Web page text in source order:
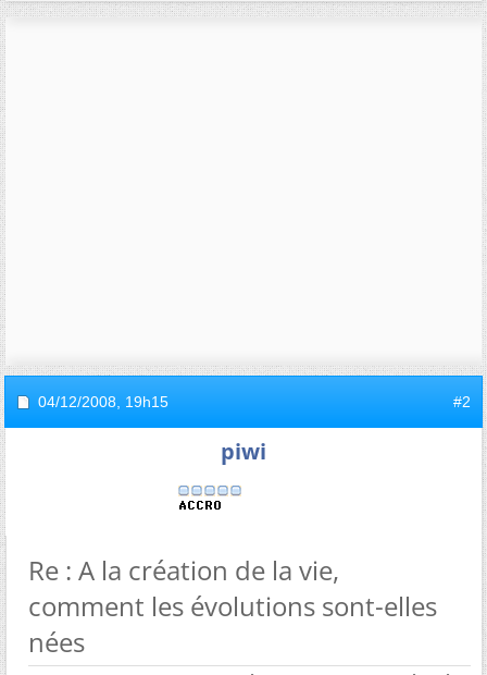
04/12/2008, 19h15 #2
piwi
Re : A la création de la vie,
comment les évolutions sont-elles
nées